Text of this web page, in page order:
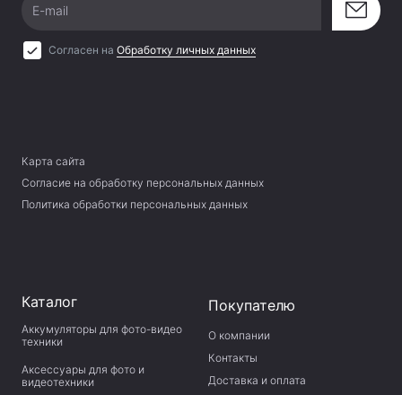
E-mail
Согласен на Обработку личных данных
Карта сайта
Согласие на обработку персональных данных
Политика обработки персональных данных
Каталог
Аккумуляторы для фото-видео
техники
Аксессуары для фото и
видеотехники
Покупателю
О компании
Контакты
Доставка и оплата